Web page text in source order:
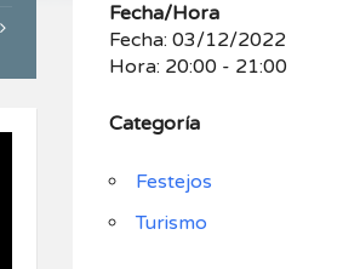
Fecha/Hora
Fecha: 03/12/2022
Hora: 20:00 - 21:00
Categoría
Festejos
Turismo